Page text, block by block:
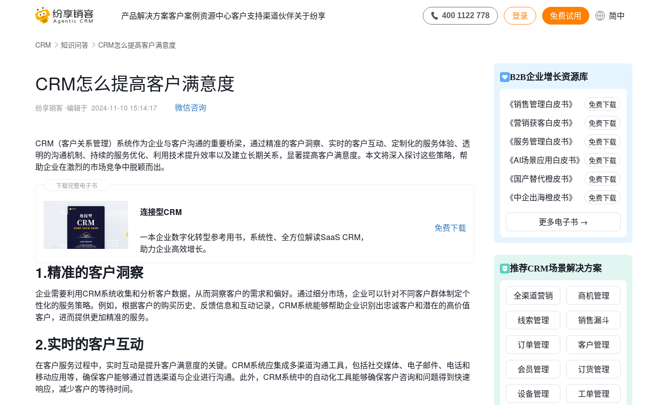
产品解决方案客户案例资源中心客户支持渠道伙伴关于纷享 400 1122 778 登录 免费试用 简中
CRM 知识问答 CRM怎么提高客户满意度
CRM怎么提高客户满意度
纷享销客 ⋅编辑于 2024-11-10 15:14:17 微信咨询
CRM（客户关系管理）系统作为企业与客户沟通的重要桥梁，通过精准的客户洞察、实时的客户互动、定制化的服务体验、透
明的沟通机制、持续的服务优化、利用技术提升效率以及建立长期关系，显著提高客户满意度。本文将深入探讨这些策略，帮
助企业在激烈的市场竞争中脱颖而出。
下载完整电子书
连接型CRM
一本企业数字化转型参考用书，系统性、全方位解读SaaS CRM，
助力企业高效增长。
免费下载
1.精准的客户洞察
企业需要利用CRM系统收集和分析客户数据，从而洞察客户的需求和偏好。通过细分市场，企业可以针对不同客户群体制定个
性化的服务策略。例如，根据客户的购买历史、反馈信息和互动记录，CRM系统能够帮助企业识别出忠诚客户和潜在的高价值
客户，进而提供更加精准的服务。
2.实时的客户互动
在客户服务过程中，实时互动是提升客户满意度的关键。CRM系统应集成多渠道沟通工具，包括社交媒体、电子邮件、电话和
移动应用等，确保客户能够通过首选渠道与企业进行沟通。此外，CRM系统中的自动化工具能够确保客户咨询和问题得到快速
响应，减少客户的等待时间。
B2B企业增长资源库
《销售管理白皮书》 免费下载
《营销获客白皮书》 免费下载
《服务管理白皮书》 免费下载
《AI场景应用白皮书》 免费下载
《国产替代橙皮书》 免费下载
《中企出海橙皮书》 免费下载
更多电子书 →
推荐CRM场景解决方案
全渠道营销 商机管理
线索管理 销售漏斗
订单管理 客户管理
会员管理 订货管理
设备管理 工单管理